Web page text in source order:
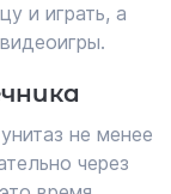
и играть, а
не менее
через